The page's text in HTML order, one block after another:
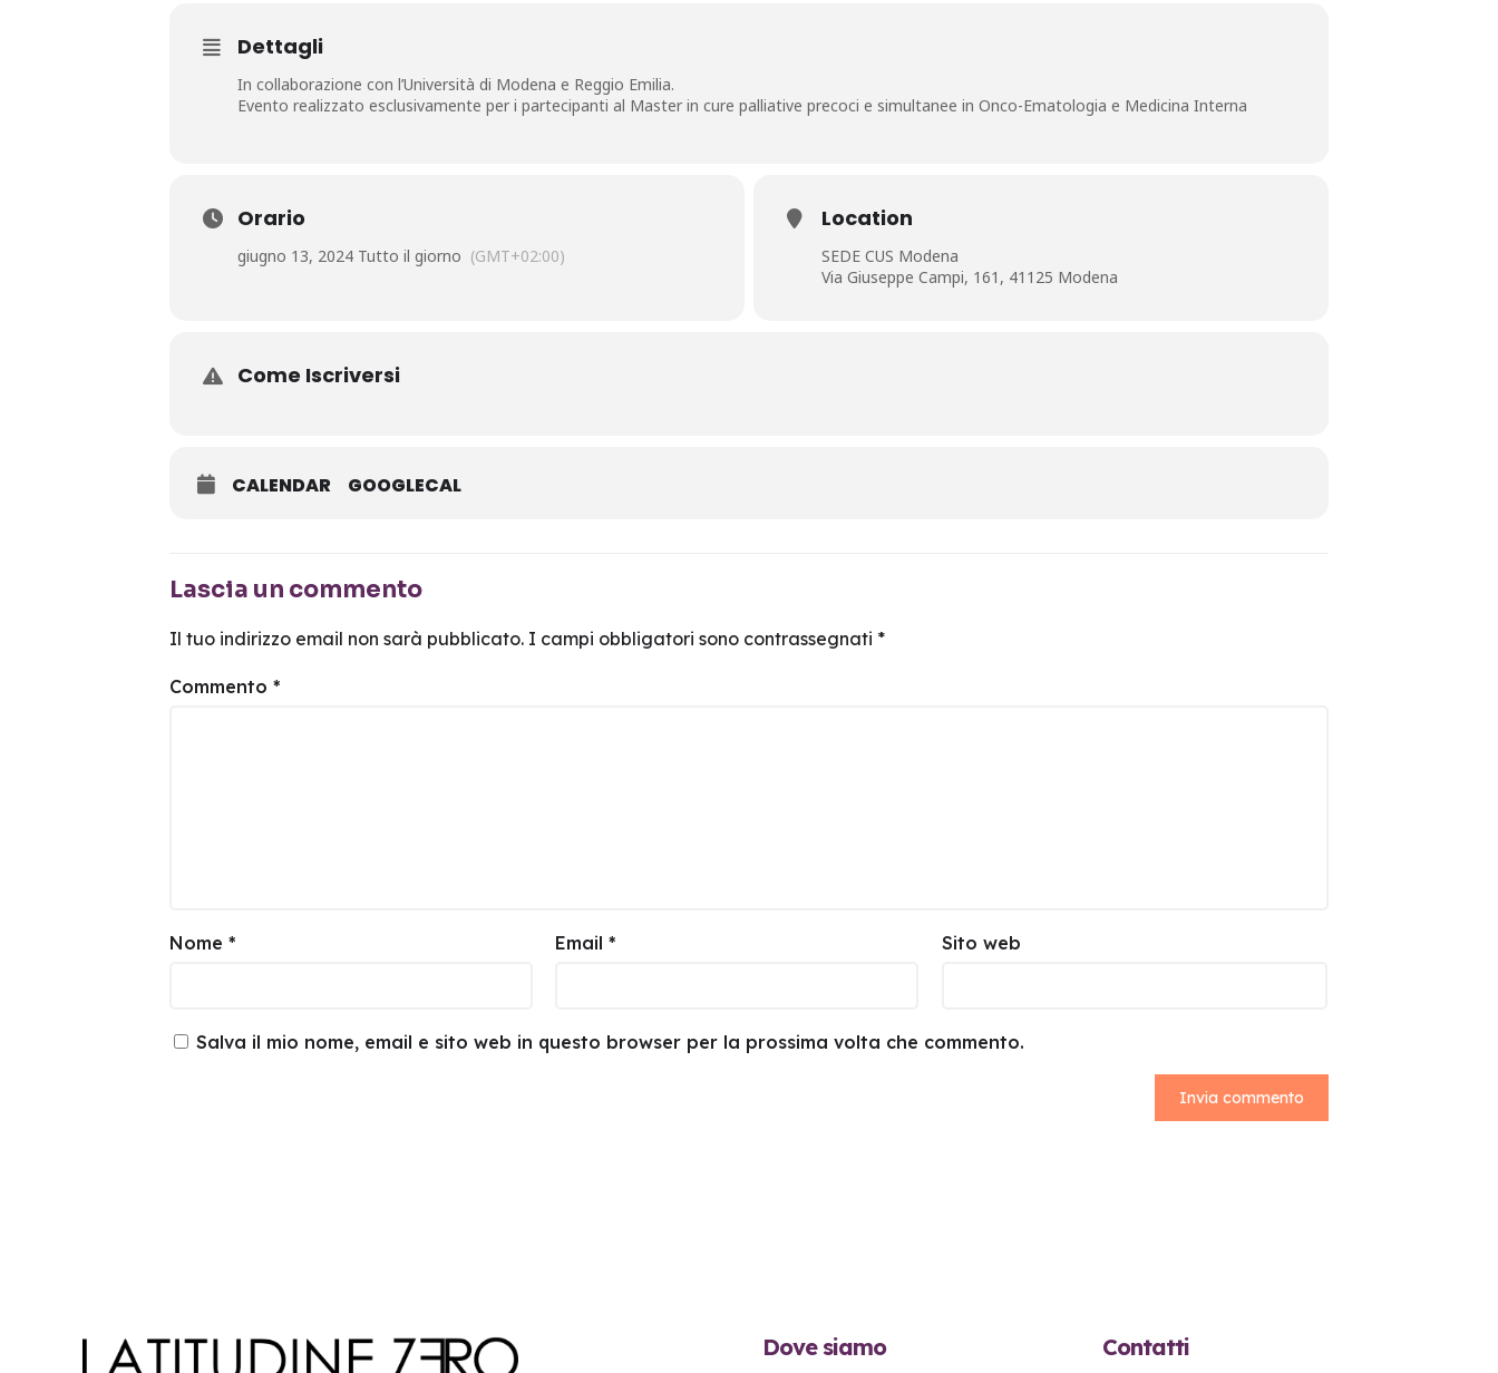
Dettagli
In collaborazione con l’Università di Modena e Reggio Emilia.
Evento realizzato esclusivamente per i partecipanti al Master in cure palliative precoci e simultanee in Onco-Ematologia e Medicina Interna
Orario
giugno 13, 2024 Tutto il giorno (GMT+02:00)
Location
SEDE CUS Modena
Via Giuseppe Campi, 161, 41125 Modena
Come Iscriversi
CALENDAR GOOGLECAL
Lascia un commento
Il tuo indirizzo email non sarà pubblicato. I campi obbligatori sono contrassegnati *
Commento *
Nome * Email* Sito web
Salva il mio nome, email e sito web in questo browser per la prossima volta che commento.
Dove siamo Contatti